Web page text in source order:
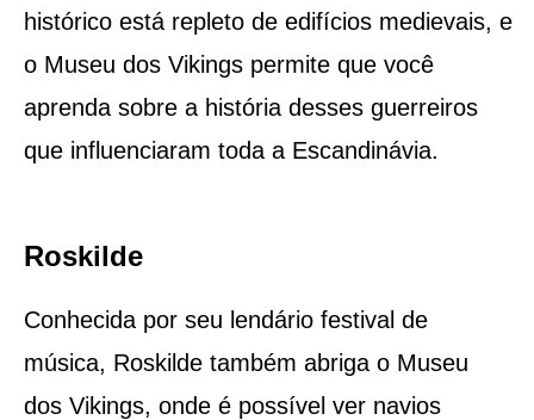
histórico está repleto de edifícios medievais, e
o Museu dos Vikings permite que você
aprenda sobre a história desses guerreiros
que influenciaram toda a Escandinávia.
Roskilde
Conhecida por seu lendário festival de
música, Roskilde também abriga o Museu
dos Vikings, onde é possível ver navios